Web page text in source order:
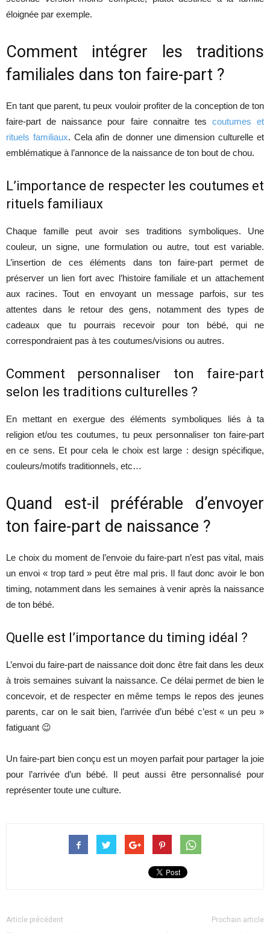
éloignée par exemple.
Comment intégrer les traditions
familiales dans ton faire-part ?
En tant que parent, tu peux vouloir profiter de la conception de ton
faire-part de naissance pour faire connaitre tes coutumes et
rituels familiaux. Cela afin de donner une dimension culturelle et
emblématique à l’annonce de la naissance de ton bout de chou.
L’importance de respecter les coutumes et
rituels familiaux
Chaque famille peut avoir ses traditions symboliques. Une
couleur, un signe, une formulation ou autre, tout est variable.
L’insertion de ces éléments dans ton faire-part permet de
préserver un lien fort avec l’histoire familiale et un attachement
aux racines. Tout en envoyant un message parfois, sur tes
attentes dans le retour des gens, notamment des types de
cadeaux que tu pourrais recevoir pour ton bébé, qui ne
correspondraient pas à tes coutumes/visions ou autres.
Comment personnaliser ton faire-part
selon les traditions culturelles ?
En mettant en exergue des éléments symboliques liés à ta
religion et/ou tes coutumes, tu peux personnaliser ton faire-part
en ce sens. Et pour cela le choix est large : design spécifique,
couleurs/motifs traditionnels, etc…
Quand est-il préférable d’envoyer
ton faire-part de naissance ?
Le choix du moment de l’envoie du faire-part n’est pas vital, mais
un envoi « trop tard » peut être mal pris. Il faut donc avoir le bon
timing, notamment dans les semaines à venir après la naissance
de ton bébé.
Quelle est l’importance du timing idéal ?
L’envoi du faire-part de naissance doit donc être fait dans les deux
à trois semaines suivant la naissance. Ce délai permet de bien le
concevoir, et de respecter en même temps le repos des jeunes
parents, car on le sait bien, l’arrivée d’un bébé c’est « un peu »
fatiguant 😉
Un faire-part bien conçu est un moyen parfait pour partager la joie
pour l’arrivée d’un bébé. Il peut aussi être personnalisé pour
représenter toute une culture.
Article précédent Prochain article